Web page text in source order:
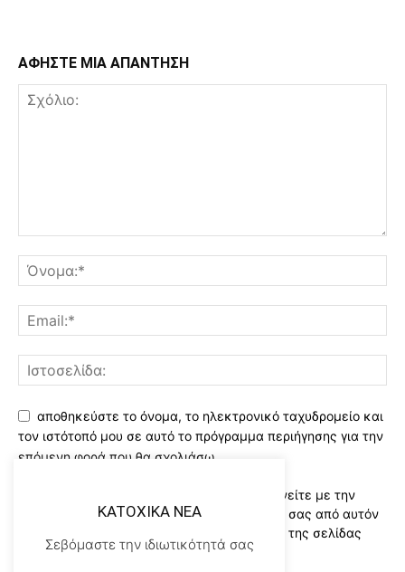
ΑΦΗΣΤΕ ΜΙΑ ΑΠΑΝΤΗΣΗ
αποθηκεύστε το όνομα, το ηλεκτρονικό ταχυδρομείο και
τον ιστότοπό μου σε αυτό το πρόγραμμα περιήγησης για την
επόμενη φορά που θα σχολιάσω.
Χρησιμοποιώντας αυτό το έντυπο συμφωνείτε με την
αποθήκευση και χειρισμό των δεδομένων σας από αυτόν
τον ιστότοπο..Διαβάστε του ορους χρήσης της σελίδας
μας*
KATOXIKA NEA
Σεβόμαστε την ιδιωτικότητά σας